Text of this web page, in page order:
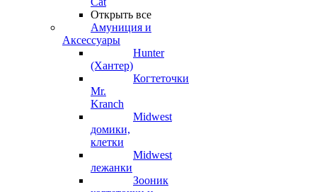
Открыть все
Амуниция и
Аксессуары
Hunter
(Хантер)
Когтеточки
Mr.
Kranch
Midwest
домики,
клетки
Midwest
лежанки
Зооник